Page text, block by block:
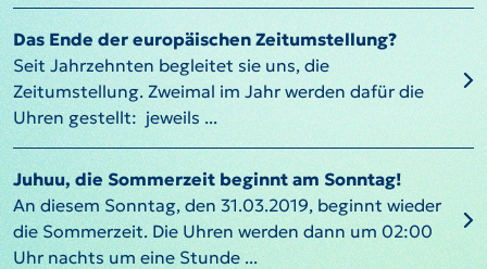
Das Ende der europäischen Zeitumstellung?
Seit Jahrzehnten begleitet sie uns, die
Zeitumstellung. Zweimal im Jahr werden dafür die
Uhren gestellt: jeweils ...
Juhuu, die Sommerzeit beginnt am Sonntag!
An diesem Sonntag, den 31.03.2019, beginnt wieder
die Sommerzeit. Die Uhren werden dann um 02:00
Uhr nachts um eine Stunde ...